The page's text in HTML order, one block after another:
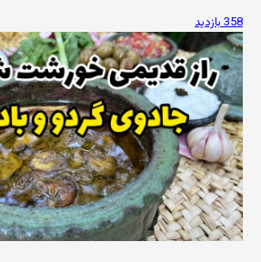
358 بازدید